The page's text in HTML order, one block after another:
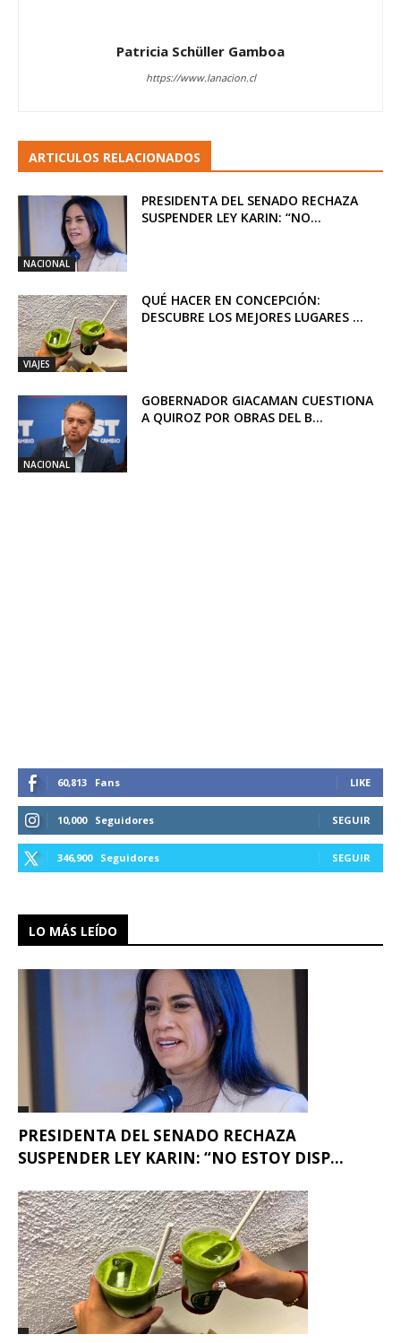
Patricia Schüller Gamboa
https://www.lanacion.cl
ARTICULOS RELACIONADOS
NACIONAL
PRESIDENTA DEL SENADO RECHAZA
SUSPENDER LEY KARIN: “NO...
VIAJES
QUÉ HACER EN CONCEPCIÓN:
DESCUBRE LOS MEJORES LUGARES ...
NACIONAL
GOBERNADOR GIACAMAN CUESTIONA
A QUIROZ POR OBRAS DEL B...
60,813 Fans LIKE
10,000 Seguidores SEGUIR
346,900 Seguidores SEGUIR
LO MÁS LEÍDO
PRESIDENTA DEL SENADO RECHAZA
SUSPENDER LEY KARIN: “NO ESTOY DISP...